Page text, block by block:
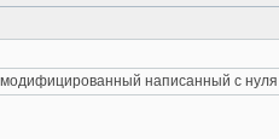
написанный с